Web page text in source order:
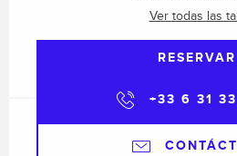
Ver todas las
RESERVAR
+33 6 31